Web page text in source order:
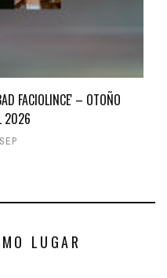
FACIOLINCE' – OTOÑO
2026
LUGAR